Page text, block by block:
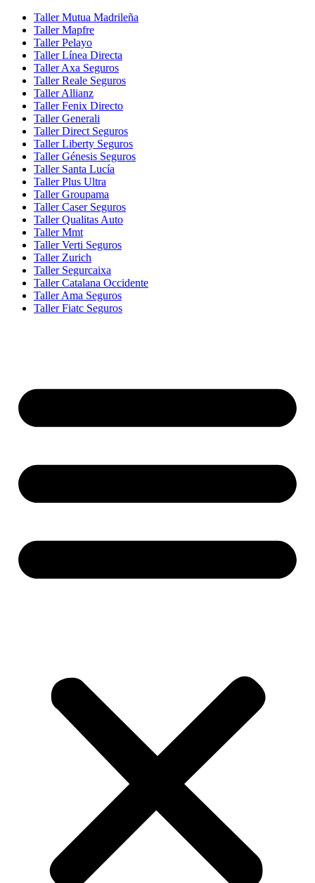
Taller Mutua Madrileña
Taller Mapfre
Taller Pelayo
Taller Línea Directa
Taller Axa Seguros
Taller Reale Seguros
Taller Allianz
Taller Fenix Directo
Taller Generali
Taller Direct Seguros
Taller Liberty Seguros
Taller Génesis Seguros
Taller Santa Lucía
Taller Plus Ultra
Taller Groupama
Taller Caser Seguros
Taller Qualitas Auto
Taller Mmt
Taller Verti Seguros
Taller Zurich
Taller Segurcaixa
Taller Catalana Occidente
Taller Ama Seguros
Taller Fiatc Seguros